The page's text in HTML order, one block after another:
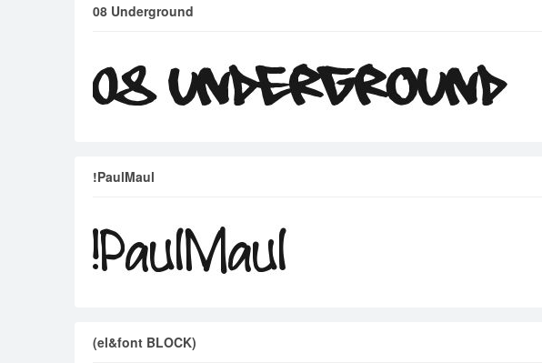
08 Underground
!PaulMaul
(el&font BLOCK)